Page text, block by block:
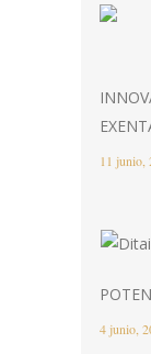
11 junio,
4 junio,